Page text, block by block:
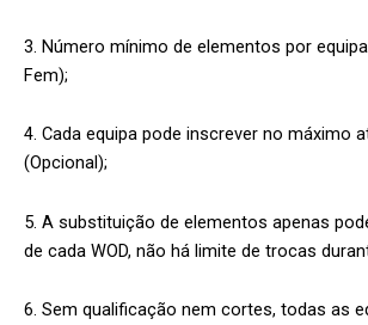
3. Número mínimo de elementos por
Fem);
4. Cada equipa pode inscrever no máximo
(Opcional);
5. A substituição de elementos apenas
de cada WOD, não há limite de trocas
6. Sem qualificação nem cortes, todas as